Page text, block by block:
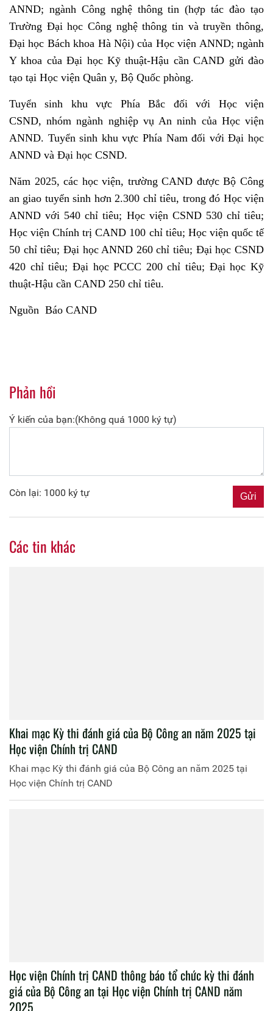
ANND; ngành Công nghệ thông tin (hợp tác đào tạo
Trường Đại học Công nghệ thông tin và truyền thông,
Đại học Bách khoa Hà Nội) của Học viện ANND; ngành
Y khoa của Đại học Kỹ thuật-Hậu cần CAND gửi đào
tạo tại Học viện Quân y, Bộ Quốc phòng.
Tuyển sinh khu vực Phía Bắc đối với Học viện
CSND, nhóm ngành nghiệp vụ An ninh của Học viện
ANND. Tuyển sinh khu vực Phía Nam đối với Đại học
ANND và Đại học CSND.
Năm 2025, các học viện, trường CAND được Bộ Công
an giao tuyển sinh hơn 2.300 chỉ tiêu, trong đó Học viện
ANND với 540 chỉ tiêu; Học viện CSND 530 chỉ tiêu;
Học viện Chính trị CAND 100 chỉ tiêu; Học viện quốc tế
50 chỉ tiêu; Đại học ANND 260 chỉ tiêu; Đại học CSND
420 chỉ tiêu; Đại học PCCC 200 chỉ tiêu; Đại học Kỹ
thuật-Hậu cần CAND 250 chỉ tiêu.
Nguồn Báo CAND
Phản hồi
Ý kiến của bạn:(Không quá 1000 ký tự)
Còn lại: 1000 ký tự
Các tin khác
Khai mạc Kỳ thi đánh giá của Bộ Công an năm 2025 tại
Học viện Chính trị CAND
Khai mạc Kỳ thi đánh giá của Bộ Công an năm 2025 tại
Học viện Chính trị CAND
Học viện Chính trị CAND thông báo tổ chức kỳ thi đánh
giá của Bộ Công an tại Học viện Chính trị CAND năm
2025